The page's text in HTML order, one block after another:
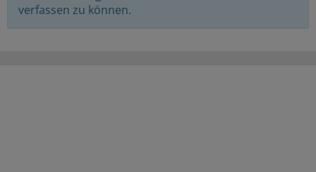
verfassen zu können.